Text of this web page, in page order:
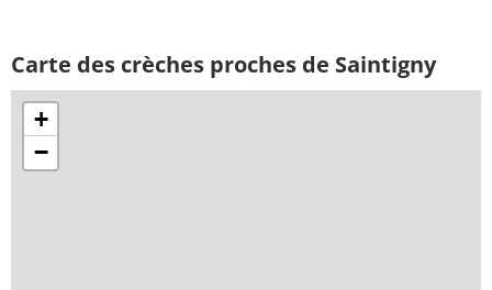
Carte des crèches proches de Saintigny
+
−